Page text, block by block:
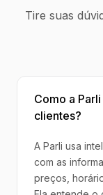
Tire suas
Como a
clientes?
A Parli usa
com as
preços,